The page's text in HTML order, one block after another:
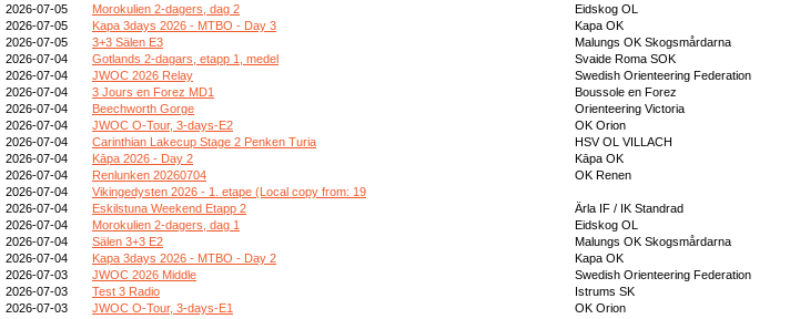
2026-07-05
Morokulien 2-dagers, dag 2
Eidskog OL
2026-07-05
Kapa 3days 2026 - MTBO - Day 3
Kapa OK
2026-07-05
3+3 Sälen E3
Malungs OK Skogsmårdarna
2026-07-04
Gotlands 2-dagars, etapp 1, medel
Svaide Roma SOK
2026-07-04
JWOC 2026 Relay
Swedish Orienteering Federation
2026-07-04
3 Jours en Forez MD1
Boussole en Forez
2026-07-04
Beechworth Gorge
Orienteering Victoria
2026-07-04
JWOC O-Tour, 3-days-E2
OK Orion
2026-07-04
Carinthian Lakecup Stage 2 Penken Turia
HSV OL VILLACH
2026-07-04
Kāpa 2026 - Day 2
Kāpa OK
2026-07-04
Renlunken 20260704
OK Renen
2026-07-04
Vikingedysten 2026 - 1. etape (Local copy from: 19
2026-07-04
Eskilstuna Weekend Etapp 2
Ärla IF / IK Standrad
2026-07-04
Morokulien 2-dagers, dag 1
Eidskog OL
2026-07-04
Sälen 3+3 E2
Malungs OK Skogsmårdarna
2026-07-04
Kapa 3days 2026 - MTBO - Day 2
Kapa OK
2026-07-03
JWOC 2026 Middle
Swedish Orienteering Federation
2026-07-03
Test 3 Radio
Istrums SK
2026-07-03
JWOC O-Tour, 3-days-E1
OK Orion